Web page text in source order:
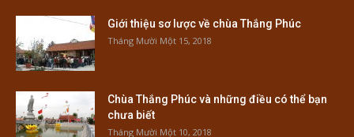
Giới thiệu sơ lược về chùa Thắng Phúc
Tháng Mười Một 15, 2018
Chùa Thắng Phúc và những điều có thể bạn
chưa biết
Tháng Mười Một 10, 2018